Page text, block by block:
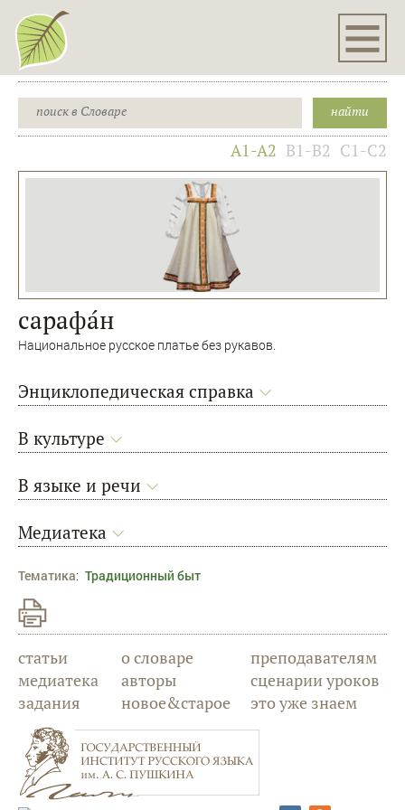
A1-A2 B1-B2 C1-C2
сарафа́н
Национальное русское платье без рукавов.
Энциклопедическая справка
В культуре
В языке и речи
Медиатека
Тематика: Традиционный быт
статьи
медиатека
задания
о словаре
авторы
новое&старое
преподавателям
сценарии уроков
это уже знаем